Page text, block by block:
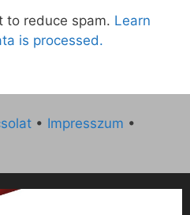
to reduce spam. Learn
is processed.
• Impresszum •